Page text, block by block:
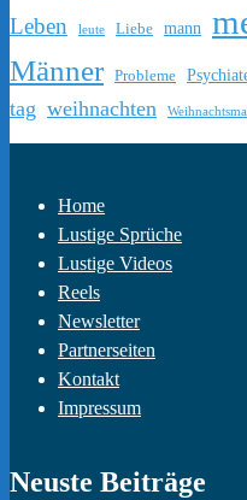
Leben leute Liebe mann
Männer Probleme
tag weihnachten
Home
Lustige Sprüche
Lustige Videos
Reels
Newsletter
Partnerseiten
Kontakt
Impressum
Neuste Beiträge